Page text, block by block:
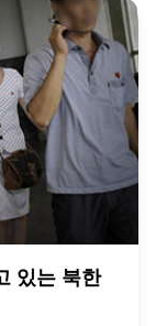
있는 북한